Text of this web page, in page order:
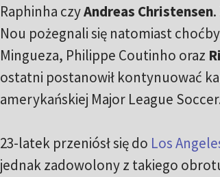
Raphinha czyAndreas Christensen.
Nou pożegnali się natomiast
Mingueza, Philippe Coutinho oraz
ostatni postanowił kontynuować
amerykańskiej Major League
23-latek przeniósł się do Los
jednak zadowolony z takiego